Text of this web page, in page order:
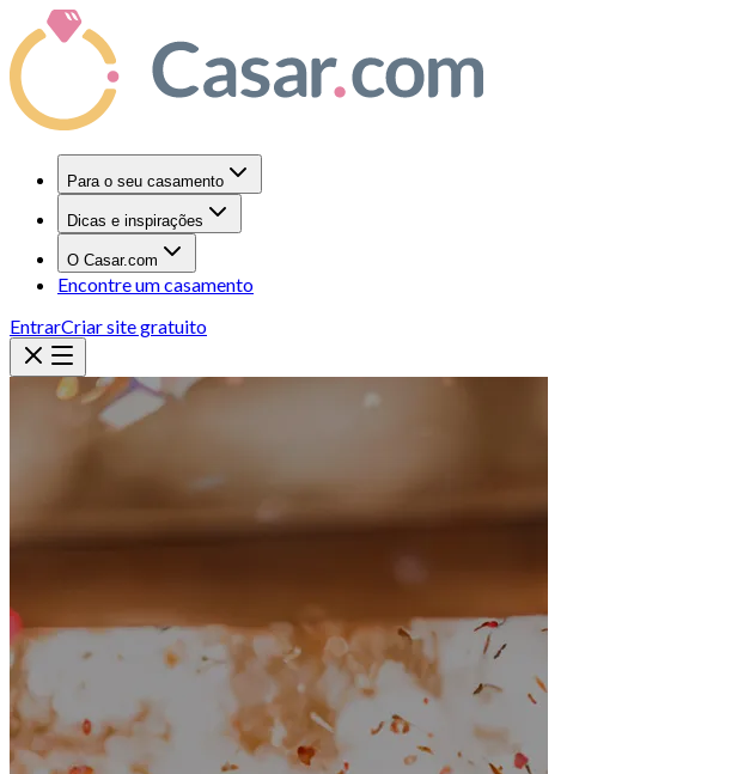
Para o seu casamento
Dicas e inspirações
O Casar.com
Encontre um casamento
EntrarCriar site gratuito